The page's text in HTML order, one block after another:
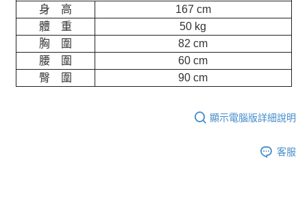
身 高
167 cm
體 重
50 kg
胸 圍
82 cm
腰 圍
60 cm
臀 圍
90 cm
顯示電腦版詳細說明
客服